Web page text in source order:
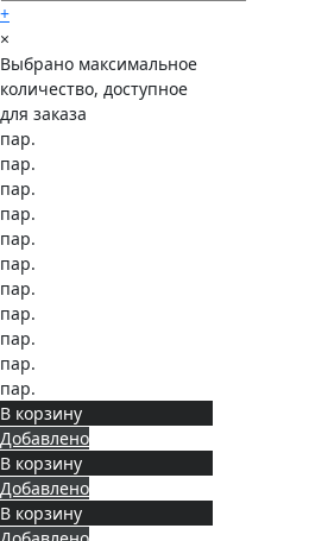
+
×
Выбрано максимальное
количество, доступное
для заказа
пар.
пар.
пар.
пар.
пар.
пар.
пар.
пар.
пар.
пар.
пар.
В корзину
Добавлено
В корзину
Добавлено
В корзину